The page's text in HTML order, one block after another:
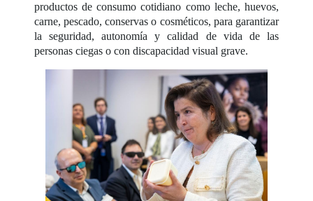
productos de consumo cotidiano como leche, huevos,
carne, pescado, conservas o cosméticos, para garantizar
la seguridad, autonomía y calidad de vida de las
personas ciegas o con discapacidad visual grave.